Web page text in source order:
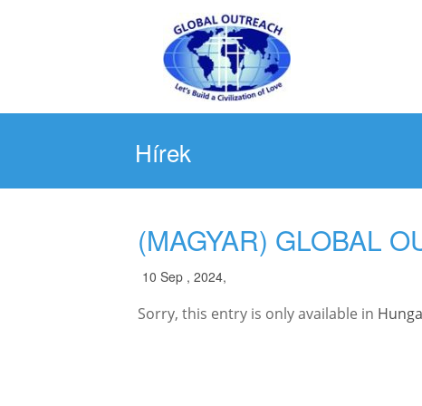
Hírek
(MAGYAR) GLOBAL
10 Sep , 2024,
Sorry, this entry is only available in